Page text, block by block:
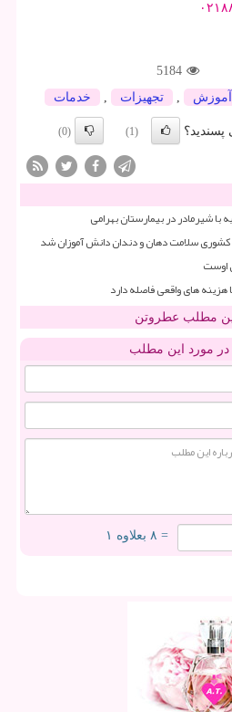
5184
آموزش , تجهیزات , خدمات
(1)
(0)
شیرمادر در بیمارستان بهرامی
سلامت دهان و دندان دانش آموزان شد
اوست
این مطلب عطروتن
مورد این مطلب
= ۸ بعلاوه ۱